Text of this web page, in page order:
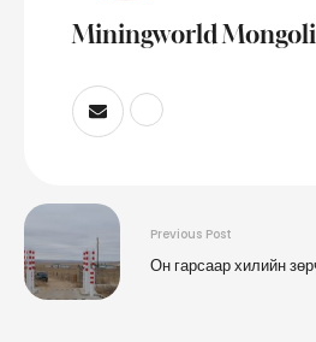
Miningworld
Previous Post
Он гарсаар хилийн